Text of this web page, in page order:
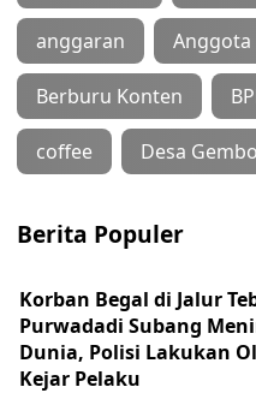
anggaran Anggota
Berburu Konten
coffee Desa
Berita Populer
Korban Begal di Jalur
Purwadadi Subang
Dunia, Polisi Lakukan
Kejar Pelaku